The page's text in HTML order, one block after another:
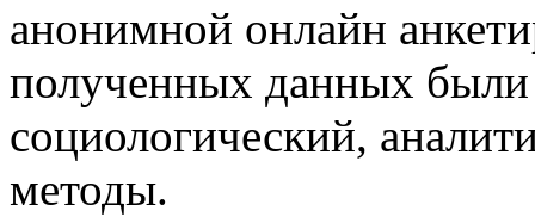
анонимной онлайн
полученных данных были
социологический,
методы.